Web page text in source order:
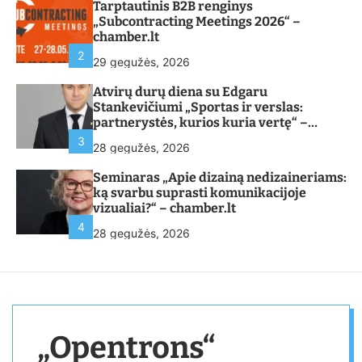
2
Tarptautinis B2B renginys
„Subcontracting Meetings 2026“ –
chamber.lt
29 gegužės, 2026
3
Atvirų durų diena su Edgaru
Stankevičiumi „Sportas ir verslas:
partnerystės, kurios kuria vertę“ –
28 gegužės, 2026
4
Seminaras „Apie dizainą nedizaineriams:
ką svarbu suprasti komunikacijoje
vizualiai?“ – chamber.lt
28 gegužės, 2026
„Opentrons“